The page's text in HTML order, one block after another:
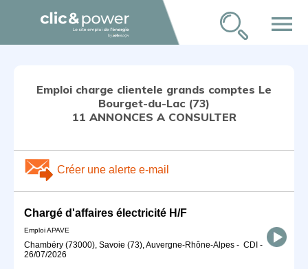
menu
Emploi charge clientele grands comptes Le
Bourget-du-Lac (73)
11 ANNONCES A CONSULTER
Créer une alerte e-mail
Chargé d'affaires électricité H/F
Emploi APAVE
Chambéry (73000), Savoie (73), Auvergne-Rhône-Alpes - CDI -
26/07/2026